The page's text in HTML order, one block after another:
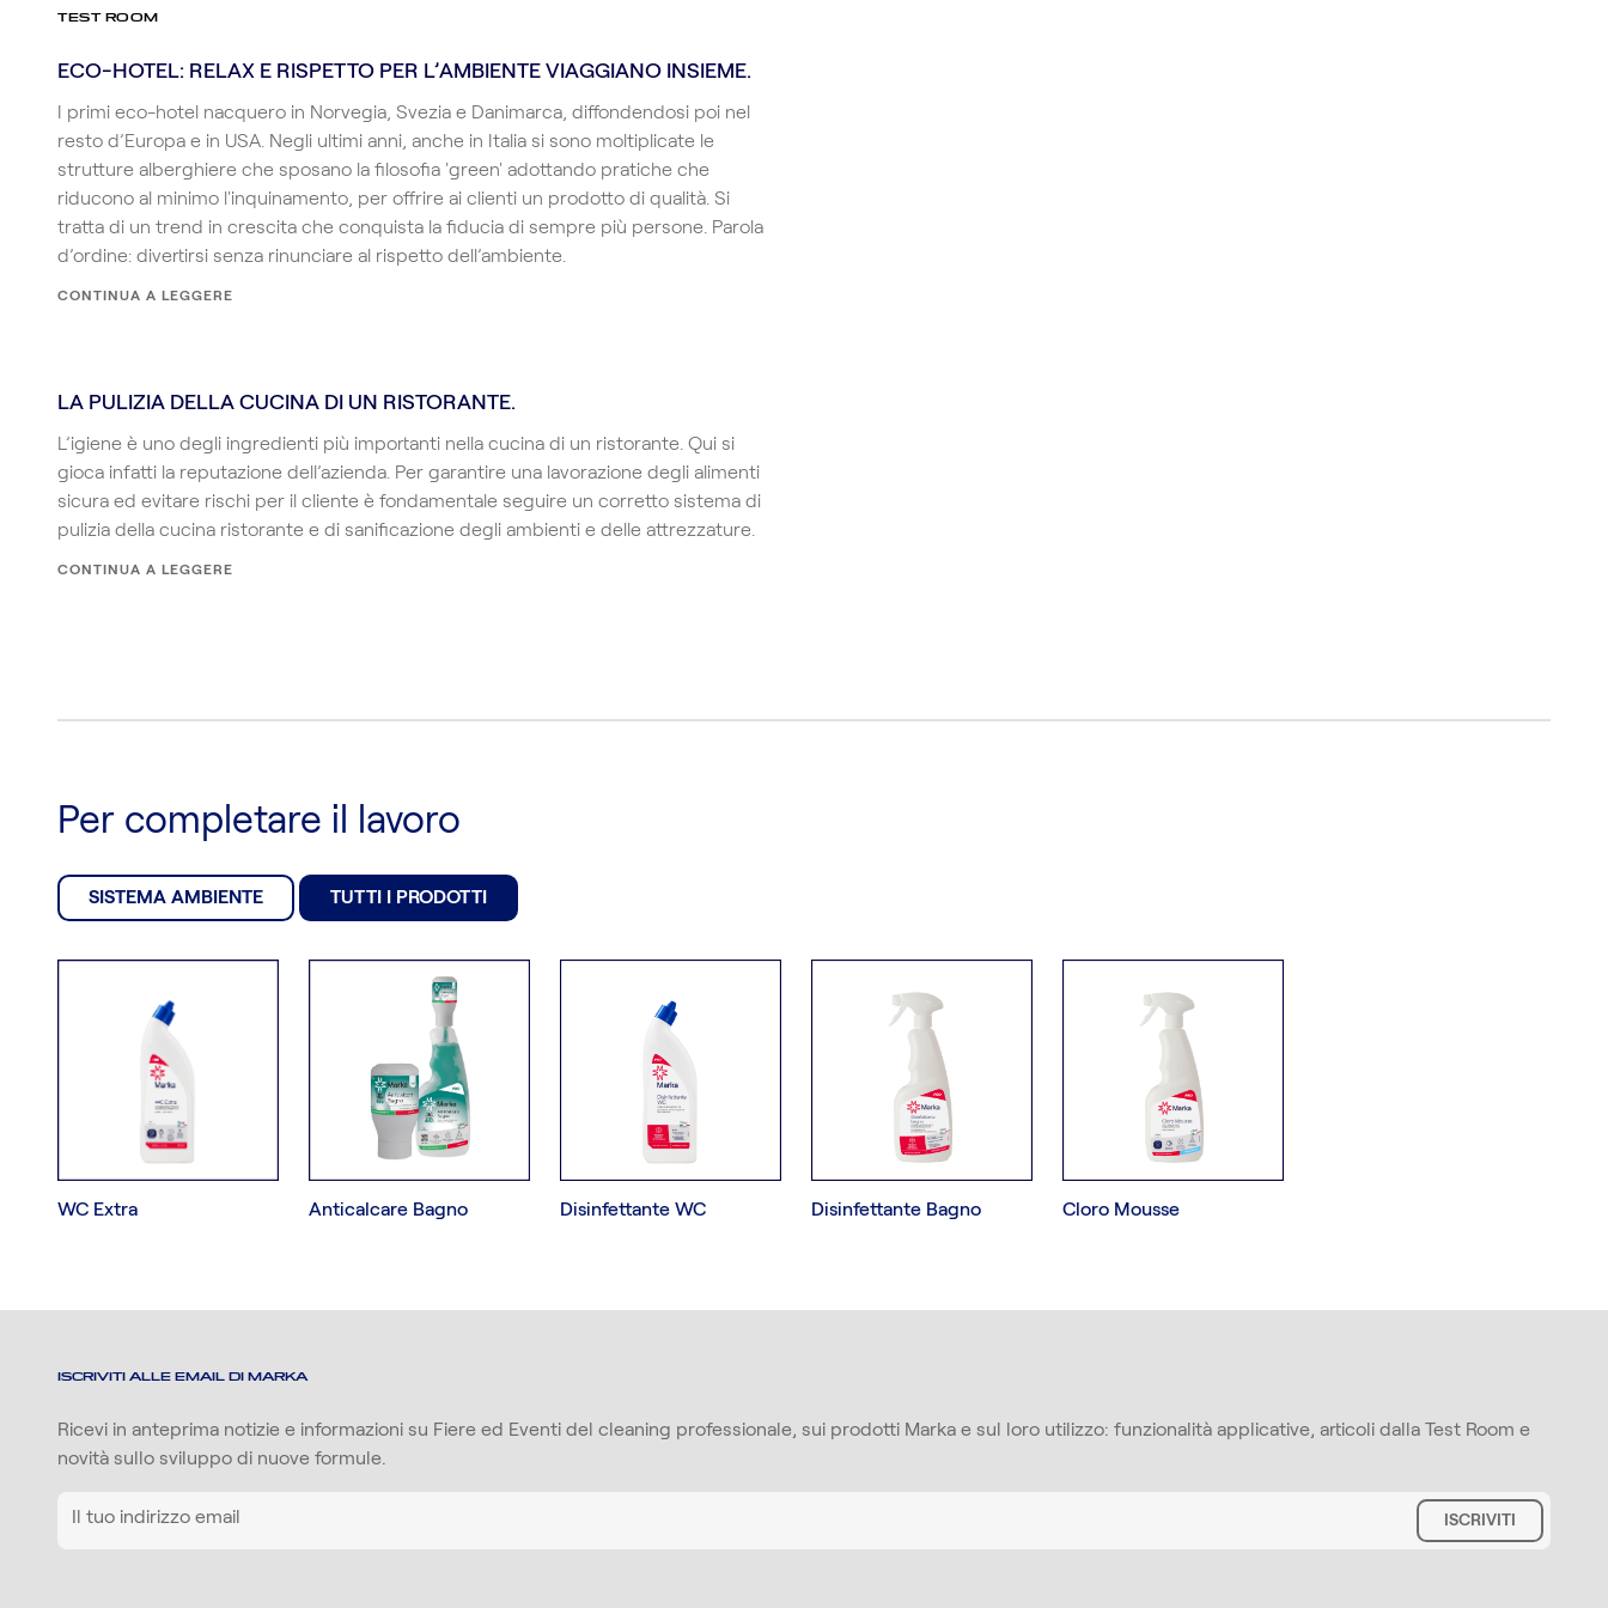
TEST ROOM
ECO-HOTEL: RELAX E RISPETTO PER L’AMBIENTE VIAGGIANO INSIEME.
I primi eco-hotel nacquero in Norvegia, Svezia e Danimarca, diffondendosi poi nel
resto d’Europa e in USA. Negli ultimi anni, anche in Italia si sono moltiplicate le
strutture alberghiere che sposano la filosofia 'green' adottando pratiche che
riducono al minimo l'inquinamento, per offrire ai clienti un prodotto di qualità. Si
tratta di un trend in crescita che conquista la fiducia di sempre più persone. Parola
d’ordine: divertirsi senza rinunciare al rispetto dell’ambiente.
CONTINUA A LEGGERE
LA PULIZIA DELLA CUCINA DI UN RISTORANTE.
L’igiene è uno degli ingredienti più importanti nella cucina di un ristorante. Qui si
gioca infatti la reputazione dell’azienda. Per garantire una lavorazione degli alimenti
sicura ed evitare rischi per il cliente è fondamentale seguire un corretto sistema di
pulizia della cucina ristorante e di sanificazione degli ambienti e delle attrezzature.
CONTINUA A LEGGERE
Per completare il lavoro
SISTEMA AMBIENTE TUTTI I PRODOTTI
WC Extra Anticalcare Bagno Disinfettante WC Disinfettante Bagno Cloro Mousse
ISCRIVITI ALLE EMAIL DI MARKA
Ricevi in anteprima notizie e informazioni su Fiere ed Eventi del cleaning professionale, sui prodotti Marka e sul loro utilizzo: funzionalità applicative, articoli dalla Test Room e
novità sullo sviluppo di nuove formule.
ISCRIVITI